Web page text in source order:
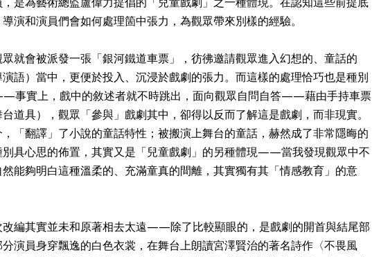
是為藝術總監盧偉力提倡的「兒童戲劇」之一種體現。在認知這些前提底
演和演員們會如何處理箇中張力，為觀眾帶來別樣的經驗。
就會被派發一張「銀河鐵道車票」，彷彿邀請觀眾進入幻想的、童話的
演語）當中，更便於投入、沉浸於戲劇的張力。而這樣的處理恰巧也是種別
事實上，戲中的敘述者就不時跳出，面向觀眾自問自答——藉由手持車票
台道具），觀眾「參與」戲劇其中，卻得以反而了解這是戲劇，而非現實。
「翻譯」了小說的童話特性；被搬演上舞台的童話，赫然成了非常隱晦的
別具心思的佈置，其實又是「兒童戲劇」的另種體現——當我發現觀眾中不
能夠明白這種溫柔的、充滿童真的間離，其實獨有其「情感教育」的意
改編其實並未和原著相去太遠——除了比較顯眼的，是戲劇的開首與結尾部
演員身穿飄逸的白色衣裳，在舞台上朗讀宮澤賢治的著名詩作〈不畏風